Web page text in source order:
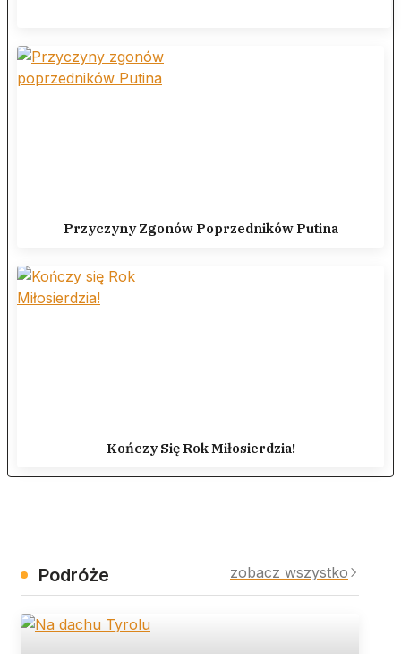
Przyczyny Zgonów Poprzedników Putina
Kończy Się Rok Miłosierdzia!
Podróże zobacz wszystko